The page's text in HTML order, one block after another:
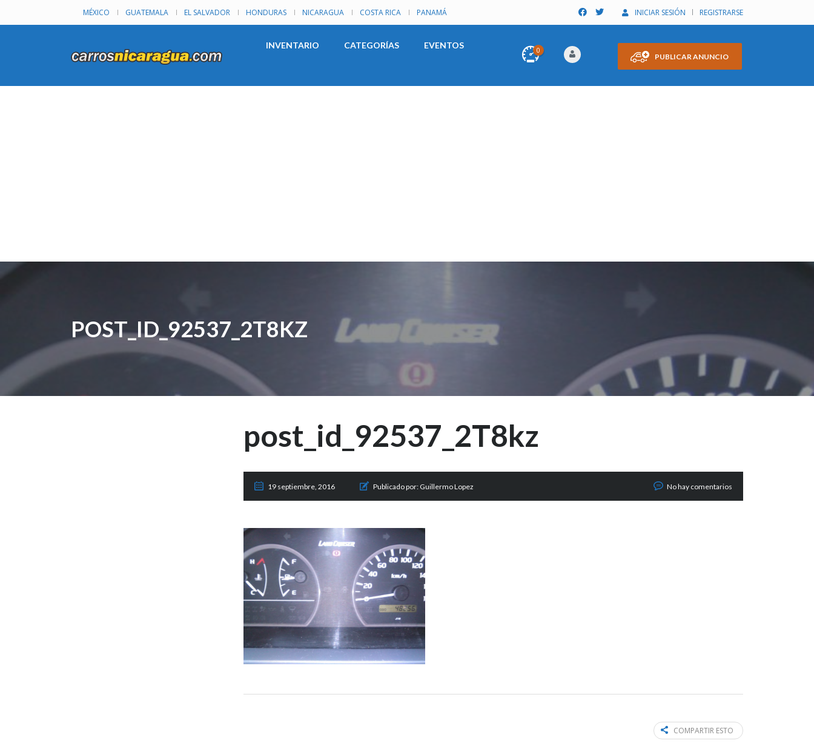
INICIAR SESIÓN REGISTRARSE
MÉXICO GUATEMALA EL SALVADOR HONDURAS NICARAGUA COSTA RICA PANAMÁ
PUBLICAR ANUNCIO
0
INVENTARIO CATEGORÍAS EVENTOS
POST_ID_92537_2T8KZ
post_id_92537_2T8kz
19 septiembre, 2016 Publicado por: Guillermo Lopez No hay comentarios
COMPARTIR ESTO